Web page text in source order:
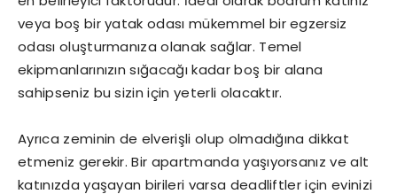
veya boş bir yatak odası mükemmel bir egzersiz
odası oluşturmanıza olanak sağlar. Temel
ekipmanlarınızın sığacağı kadar boş bir alana
sahipseniz bu sizin için yeterli olacaktır.
Ayrıca zeminin de elverişli olup olmadığına dikkat
etmeniz gerekir. Bir apartmanda yaşıyorsanız ve alt
katınızda yaşayan birileri varsa deadliftler için evinizi